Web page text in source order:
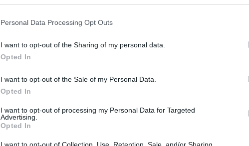
Personal Data Processing Opt Outs
I want to opt-out of the Sharing of my personal data.
Opted In
I want to opt-out of the Sale of my Personal Data.
Opted In
I want to opt-out of processing my Personal Data for Targeted
Advertising.
Opted In
I want to opt-out of Collection, Use, Retention, Sale, and/or Sharing
ZOBACZ RÓWNIEŻ: